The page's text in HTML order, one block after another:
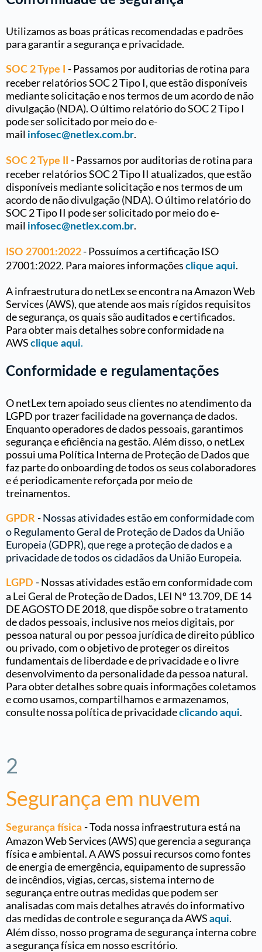
Utilizamos as boas práticas recomendadas e padrões
para garantir a segurança e privacidade.
SOC 2 Type I - Passamos por auditorias de rotina para
receber relatórios SOC 2 Tipo I, que estão disponíveis
mediante solicitação e nos termos de um acordo de não
divulgação (NDA). O último relatório do SOC 2 Tipo I
pode ser solicitado por meio do e-
mail infosec@netlex.com.br.
SOC 2 Type II
- Passamos por auditorias de rotina para
receber relatórios SOC 2 Tipo II atualizados, que estão
disponíveis mediante solicitação e nos termos de um
acordo de não divulgação (NDA). O último relatório do
SOC 2 Tipo II pode ser solicitado por meio do e-
mail infosec@netlex.com.br.
ISO 27001:2022- Possuímos a certificação ISO
27001:2022. Para maiores informações clique aqui.
A infraestrutura do netLex se encontra na Amazon Web
Services (AWS), que atende aos mais rígidos requisitos
de segurança, os quais são auditados e certificados.
Para obter mais detalhes sobre conformidade na
AWS clique aqui.
Conformidade e regulamentações
O netLex tem apoiado seus clientes no atendimento da
LGPD por trazer facilidade na governança de dados.
Enquanto operadores de dados pessoais, garantimos
segurança e eficiência na gestão. Além disso, o netLex
possui uma Política Interna de Proteção de Dados que
faz parte do onboarding de todos os seus colaboradores
e é periodicamente reforçada por meio de
treinamentos.
GPDR - Nossas atividades estão em conformidade com
o Regulamento Geral de Proteção de Dados da União
Europeia (GDPR), que rege a proteção de dados e a
privacidade de todos os cidadãos da União Europeia.
LGPD - Nossas atividades estão em conformidade com
a Lei Geral de Proteção de Dados, LEI Nº 13.709, DE 14
DE AGOSTO DE 2018, que dispõe sobre o tratamento
de dados pessoais, inclusive nos meios digitais, por
pessoa natural ou por pessoa jurídica de direito público
ou privado, com o objetivo de proteger os direitos
fundamentais de liberdade e de privacidade e o livre
desenvolvimento da personalidade da pessoa natural.
Para obter detalhes sobre quais informações coletamos
e como usamos, compartilhamos e armazenamos,
consulte nossa política de privacidadeclicando aqui.
2
Segurança em nuvem
Segurança física - Toda nossa infraestrutura está na
Amazon Web Services (AWS) que gerencia a segurança
física e ambiental. A AWS possui recursos como fontes
de energia de emergência, equipamento de supressão
de incêndios, vigias, cercas, sistema interno de
segurança entre outras medidas que podem ser
analisadas com mais detalhes através do informativo
das medidas de controle e segurança da AWS aqui.
Além disso, nosso programa de segurança interna cobre
a segurança física em nosso escritório.